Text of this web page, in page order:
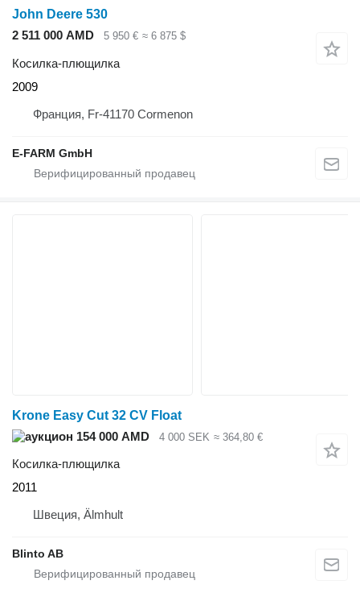
John Deere 530
2 511 000 AMD
5 950 € ≈ 6 875 $
Косилка-плющилка
2009
Франция, Fr-41170 Cormenon
E-FARM GmbH
Krone Easy Cut 32 CV Float
154 000 AMD
4 000 SEK ≈ 364,80 €
Косилка-плющилка
2011
Швеция, Älmhult
Blinto AB